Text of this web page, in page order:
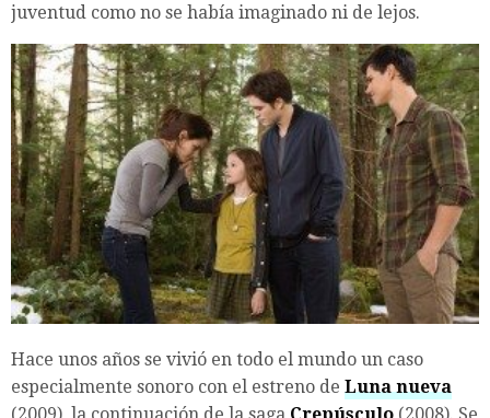
juventud como no se había imaginado ni de lejos.
Hace unos años se vivió en todo el mundo un caso
especialmente sonoro con el estreno de Luna nueva